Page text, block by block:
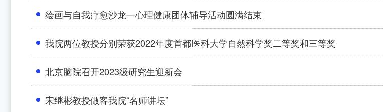
绘画与自我疗愈沙龙—心理健康团体辅导活动圆满结束
我院两位教授分别荣获2022年度首都医科大学自然科学奖二等奖和三等奖
北京脑院召开2023级研究生迎新会
宋继彬教授做客我院“名师讲坛”